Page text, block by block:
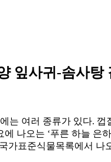
잎사귀-솜사탕
는 여러 종류가 있다.
나오는 ‘푸른 하늘
가표준식물목록에서